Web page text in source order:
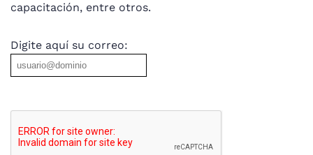
capacitación, entre otros.
Digite aquí su correo: